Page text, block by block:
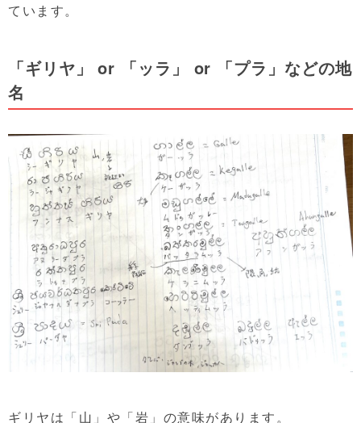
ています。
「ギリヤ」 or 「ッラ」 or 「プラ」などの地
名
ギリヤは「山」や「岩」の意味があります。